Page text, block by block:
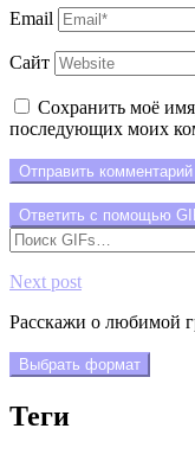
Email
Сайт
Сохранить моё
последующих моих
Отправить комментарий
Ответить с помощью
Next post
Расскажи о любимой
Выбрать формат
Теги